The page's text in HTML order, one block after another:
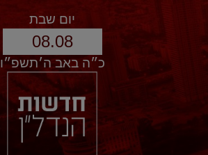
יום שבת
08.08
כ״ה באב ה׳תשפ״ו